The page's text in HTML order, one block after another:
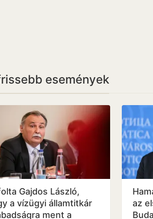
események
Gajdos László,
a vízügyi államtitkár
ment a
az